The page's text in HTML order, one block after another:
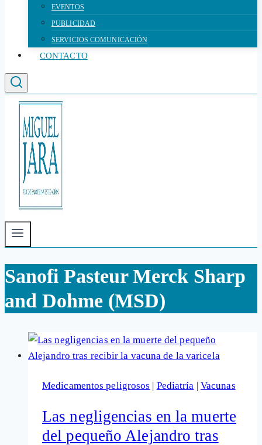
EVENTOS
PUBLICIDAD
SERVICIOS COMUNICACIÓN
CONTACTO
Sanofi Pasteur Merck Sharp
and Dohme (MSD)
Medicamentos peligrosos Pediatría Vacunas
Las negligencias en la muerte
del pequeño Alejandro tras